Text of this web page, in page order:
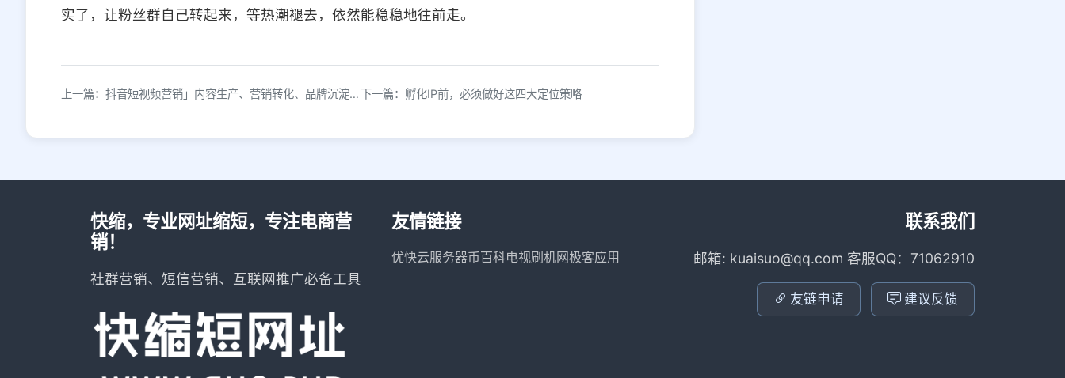
实了，让粉丝群自己转起来，等热潮褪去，依然能稳稳地往前走。
上一篇：抖音短视频营销」内容生产、营销转化、品牌沉淀三个维度下一篇：孵化IP前，必须做好这四大定位策略
快缩，专业网址缩短，专注电商营
销！
社群营销、短信营销、互联网推广必备工具
友情链接
优快云服务器币百科电视刷机网极客应用
联系我们
邮箱: kuaisuo@qq.com 客服QQ：71062910
友链申请 建议反馈